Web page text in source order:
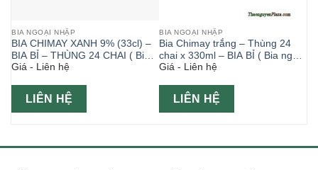
BIA NGOẠI NHẬP
BIA CHIMAY XANH 9% (33cl) –
BIA BỈ – THÙNG 24 CHAI ( Bia
ngoại )
Giá - Liên hệ
LIÊN HỆ
BIA NGOẠI NHẬP
Bia Chimay trắng – Thùng 24
chai x 330ml – BIA BỈ ( Bia ngoại
nhập )
Giá - Liên hệ
LIÊN HỆ